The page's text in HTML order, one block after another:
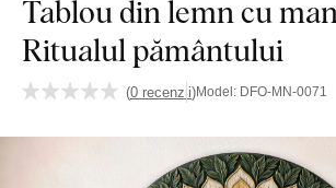
Tablou din lemn cu
Ritualul pământului
(0 recenzii)Model: DFO-MN-0071